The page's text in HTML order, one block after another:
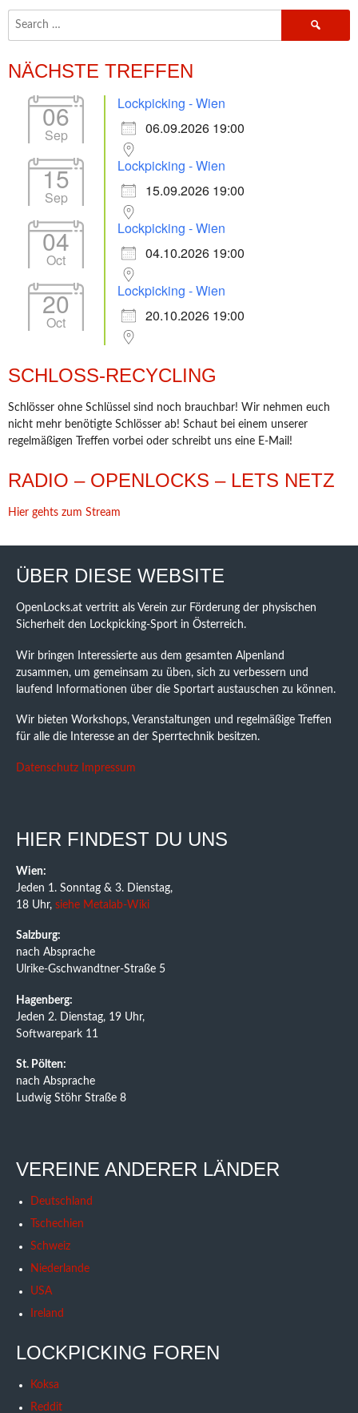
NÄCHSTE TREFFEN
06
Sep
Lockpicking - Wien
06.09.2026 19:00
15
Sep
Lockpicking - Wien
15.09.2026 19:00
04
Oct
Lockpicking - Wien
04.10.2026 19:00
20
Oct
Lockpicking - Wien
20.10.2026 19:00
SCHLOSS-RECYCLING
Schlösser ohne Schlüssel sind noch brauchbar! Wir nehmen euch
nicht mehr benötigte Schlösser ab! Schaut bei einem unserer
regelmäßigen Treffen vorbei oder schreibt uns eine E-Mail!
RADIO – OPENLOCKS – LETS NETZ
Hier gehts zum Stream
ÜBER DIESE WEBSITE
OpenLocks.at vertritt als Verein zur Förderung der physischen
Sicherheit den Lockpicking-Sport in Österreich.
Wir bringen Interessierte aus dem gesamten Alpenland
zusammen, um gemeinsam zu üben, sich zu verbessern und
laufend Informationen über die Sportart austauschen zu können.
Wir bieten Workshops, Veranstaltungen und regelmäßige Treffen
für alle die Interesse an der Sperrtechnik besitzen.
Datenschutz Impressum
HIER FINDEST DU UNS
Wien:
Jeden 1. Sonntag & 3. Dienstag,
18 Uhr, siehe Metalab-Wiki
Salzburg:
nach Absprache
Ulrike-Gschwandtner-Straße 5
Hagenberg:
Jeden 2. Dienstag, 19 Uhr,
Softwarepark 11
St. Pölten:
nach Absprache
Ludwig Stöhr Straße 8
VEREINE ANDERER LÄNDER
Deutschland
Tschechien
Schweiz
Niederlande
USA
Ireland
LOCKPICKING FOREN
Koksa
Reddit